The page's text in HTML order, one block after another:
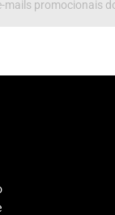
promocionais